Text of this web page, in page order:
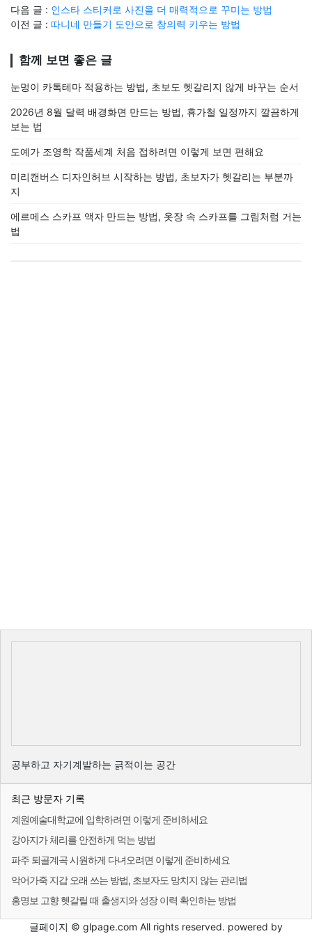
다음 글 : 인스타 스티커로 사진을 더 매력적으로 꾸미는 방법
이전 글 : 따니네 만들기 도안으로 창의력 키우는 방법
함께 보면 좋은 글
눈멍이 카톡테마 적용하는 방법, 초보도 헷갈리지 않게 바꾸는 순서
2026년 8월 달력 배경화면 만드는 방법, 휴가철 일정까지 깔끔하게
보는 법
도예가 조영학 작품세계 처음 접하려면 이렇게 보면 편해요
미리캔버스 디자인허브 시작하는 방법, 초보자가 헷갈리는 부분까
지
에르메스 스카프 액자 만드는 방법, 옷장 속 스카프를 그림처럼 거는
법
공부하고 자기계발하는 긁적이는 공간
최근 방문자 기록
계원예술대학교에 입학하려면 이렇게 준비하세요
강아지가 체리를 안전하게 먹는 방법
파주 퇴골계곡 시원하게 다녀오려면 이렇게 준비하세요
악어가죽 지갑 오래 쓰는 방법, 초보자도 망치지 않는 관리법
홍명보 고향 헷갈릴 때 출생지와 성장 이력 확인하는 방법
글페이지 © glpage.com All rights reserved. powered by